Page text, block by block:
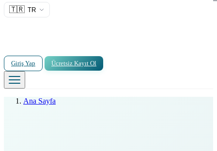
🇹🇷 TR
Giriş Yap Ücretsiz Kayıt Ol
Ana Sayfa